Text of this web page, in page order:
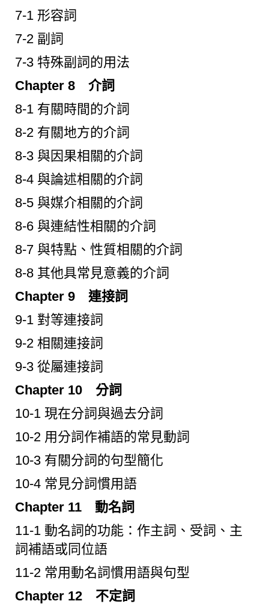
7-1 形容詞
7-2 副詞
7-3 特殊副詞的用法
Chapter 8 介詞
8-1 有關時間的介詞
8-2 有關地方的介詞
8-3 與因果相關的介詞
8-4 與論述相關的介詞
8-5 與媒介相關的介詞
8-6 與連結性相關的介詞
8-7 與特點、性質相關的介詞
8-8 其他具常見意義的介詞
Chapter 9 連接詞
9-1 對等連接詞
9-2 相關連接詞
9-3 從屬連接詞
Chapter 10 分詞
10-1 現在分詞與過去分詞
10-2 用分詞作補語的常見動詞
10-3 有關分詞的句型簡化
10-4 常見分詞慣用語
Chapter 11 動名詞
11-1 動名詞的功能：作主詞、受詞、主
詞補語或同位語
11-2 常用動名詞慣用語與句型
Chapter 12 不定詞